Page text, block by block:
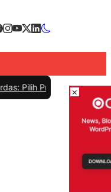
dengan Bijak dan
×